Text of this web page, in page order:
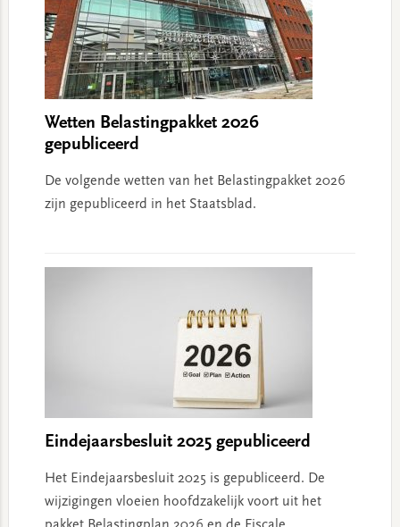
Wetten Belastingpakket 2026
gepubliceerd
De volgende wetten van het Belastingpakket 2026
zijn gepubliceerd in het Staatsblad.
Eindejaarsbesluit 2025 gepubliceerd
Het Eindejaarsbesluit 2025 is gepubliceerd. De
wijzigingen vloeien hoofdzakelijk voort uit het